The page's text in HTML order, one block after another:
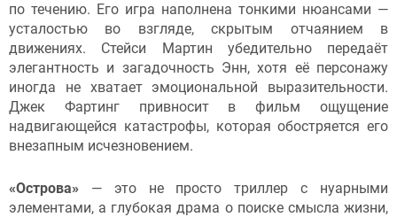
по течению. Его игра наполнена тонкими нюансами —
усталостью во взгляде, скрытым отчаянием в
движениях. Стейси Мартин убедительно передаёт
элегантность и загадочность Энн, хотя её персонажу
иногда не хватает эмоциональной выразительности.
Джек Фартинг привносит в фильм ощущение
надвигающейся катастрофы, которая обостряется его
внезапным исчезновением.
«Острова» — это не просто триллер с нуарными
элементами, а глубокая драма о поиске смысла жизни,